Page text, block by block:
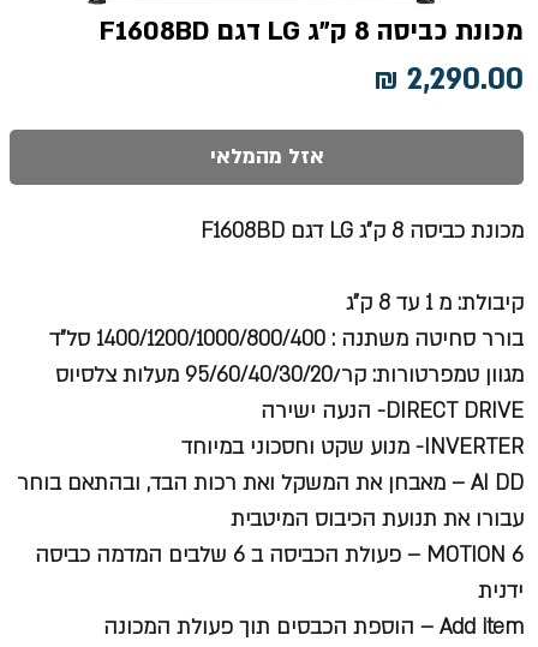
מכונת כביסה 8 ק"ג LG דגם F1608BD
אזל מהמלאי
מכונת כביסה 8 ק"ג LG דגם F1608BD
קיבולת: מ 1 עד 8 ק"ג
בורר סחיטה משתנה : 1400/1200/1000/800/400 סל"ד
מגוון טמפרטורות: קר/95/60/40/30/20 מעלות צלסיוס
DIRECT DRIVE- הנעה ישירה
INVERTER- מנוע שקט וחסכוני במיוחד
AI DD – מאבחן את המשקל ואת רכות הבד, ובהתאם בוחר
עבורו את תנועת הכיבוס המיטבית
6 MOTION – פעולת הכביסה ב 6 שלבים המדמה כביסה
ידנית
Add item – הוספת הכבסים תוך פעולת המכונה